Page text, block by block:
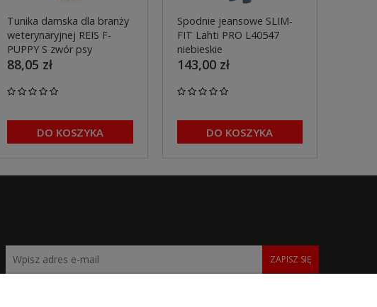
Tunika damska dla branży
weterynaryjnej REIS F-
PUPPY S zwór psy
88,05 zł
DO KOSZYKA
Spodnie jeansowe SLIM-
FIT Lahti PRO L40547
niebieskie
143,00 zł
DO KOSZYKA
ZAPISZ SIĘ